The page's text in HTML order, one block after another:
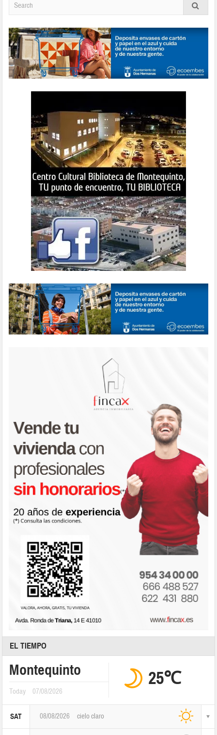
EL TIEMPO
Montequinto
Today 07/08/2026
25℃
SAT 08/08/2026 cielo claro